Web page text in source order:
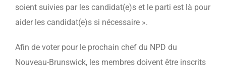
soient suivies par les candidat(e)s et le parti est là pour
aider les candidat(e)s si nécessaire ».
Afin de voter pour le prochain chef du NPD du
Nouveau-Brunswick, les membres doivent être inscrits